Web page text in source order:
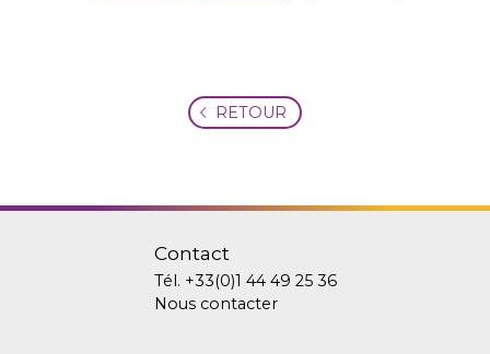
RETOUR
Contact
Tél. +33(0)1 44 49 25 36
Nous contacter